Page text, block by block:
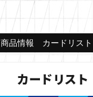
商品情報 カードリスト
カードリスト